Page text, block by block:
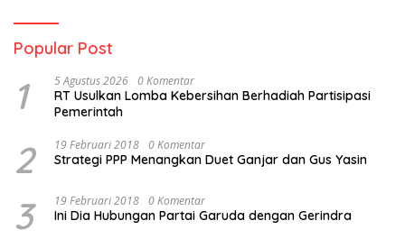
Popular Post
1 5 Agustus 2026 0 Komentar
RT Usulkan Lomba Kebersihan Berhadiah Partisipasi
Pemerintah
2 19 Februari 2018 0 Komentar
Strategi PPP Menangkan Duet Ganjar dan Gus Yasin
3 19 Februari 2018 0 Komentar
Ini Dia Hubungan Partai Garuda dengan Gerindra